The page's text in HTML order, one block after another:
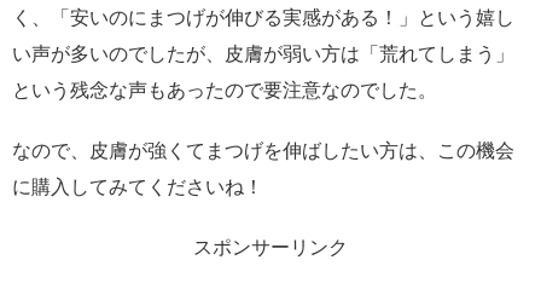
く、「安いのにまつげが伸びる実感がある！」という嬉し
い声が多いのでしたが、皮膚が弱い方は「荒れてしまう」
という残念な声もあったので要注意なのでした。
なので、皮膚が強くてまつげを伸ばしたい方は、この機会
に購入してみてくださいね！
スポンサーリンク